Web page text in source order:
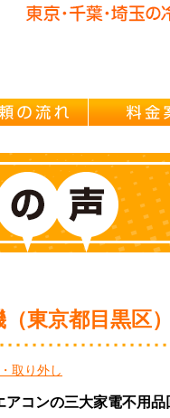
/埼玉/千葉/神奈川の 冷蔵庫
ご依頼の流れ
東京都目黒区）
取り外し
コンの三大家電不用